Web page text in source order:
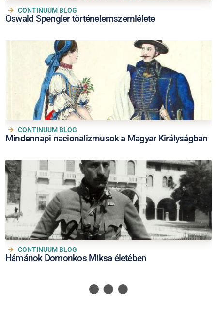
CONTINUUM BLOG
Oswald Spengler történelemszemlélete
CONTINUUM BLOG
Mindennapi nacionalizmusok a Magyar Királyságban
CONTINUUM BLOG
Hámánok Domonkos Miksa életében